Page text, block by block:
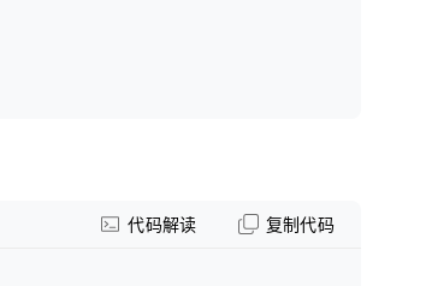
代码解读 复制代码